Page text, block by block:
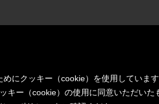
にクッキー（cookie）を使用しています
キー（cookie）の使用に同意いただいた